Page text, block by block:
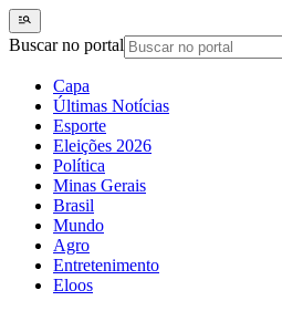
Buscar no portal
Capa
Últimas Notícias
Esporte
Eleições 2026
Política
Minas Gerais
Brasil
Mundo
Agro
Entretenimento
Eloos